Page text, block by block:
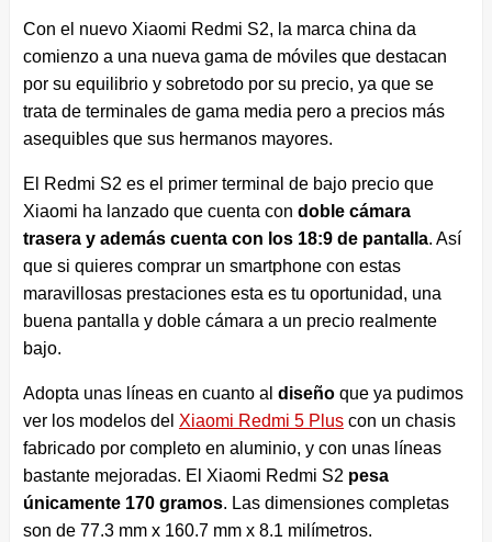
Con el nuevo Xiaomi Redmi S2, la marca china da
comienzo a una nueva gama de móviles que destacan
por su equilibrio y sobretodo por su precio, ya que se
trata de terminales de gama media pero a precios más
asequibles que sus hermanos mayores.
El Redmi S2 es el primer terminal de bajo precio que
Xiaomi ha lanzado que cuenta con doble cámara
trasera y además cuenta con los 18:9 de pantalla. Así
que si quieres comprar un smartphone con estas
maravillosas prestaciones esta es tu oportunidad, una
buena pantalla y doble cámara a un precio realmente
bajo.
Adopta unas líneas en cuanto al diseñoque ya pudimos
ver los modelos del Xiaomi Redmi 5 Pluscon un chasis
fabricado por completo en aluminio, y con unas líneas
bastante mejoradas. El Xiaomi Redmi S2 pesa
únicamente 170 gramos. Las dimensiones completas
son de 77.3 mm x 160.7 mm x 8.1 milímetros.